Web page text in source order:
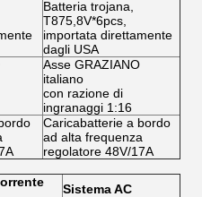
Batteria trojana,
T875,8V*6pcs,
importata direttamente
dagli USA
Asse GRAZIANO
italiano
con razione di
ingranaggi 1:16
Caricabatterie a bordo
ad alta frequenza
regolatore 48V/17A
Sistema AC